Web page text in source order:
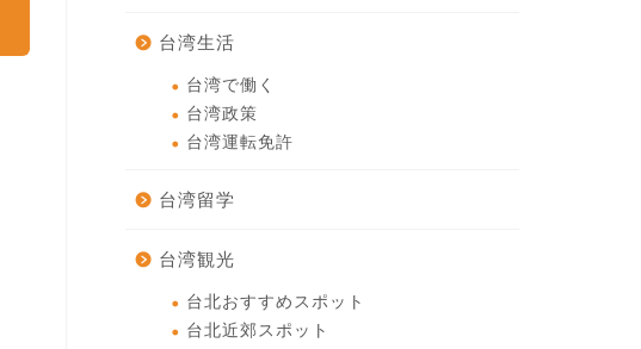
台湾生活
台湾で働く
台湾政策
台湾運転免許
台湾留学
台湾観光
台北おすすめスポット
台北近郊スポット